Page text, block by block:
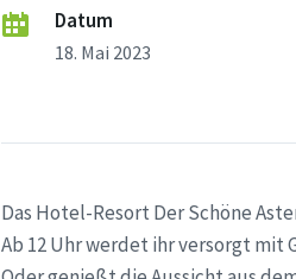
Datum
18. Mai 2023
Das Hotel-Resort Der Schöne
Ab 12 Uhr werdet ihr versorgt